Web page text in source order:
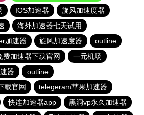
IOS加速器
旋风加速度器
海外加速器七天试用
加速器 旋风加速度器
outline
费加速器下载官网
一元机场
器
outline
载官网
telegeram苹果加速器
快连加速器app
黑洞vp永久加速器